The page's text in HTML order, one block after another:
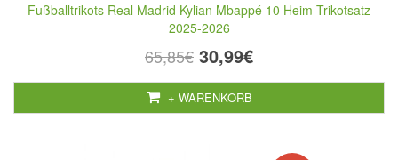
Fußballtrikots Real Madrid Kylian Mbappé 10 Heim Trikotsatz
2025-2026
65,85€ 30,99€
+ WARENKORB